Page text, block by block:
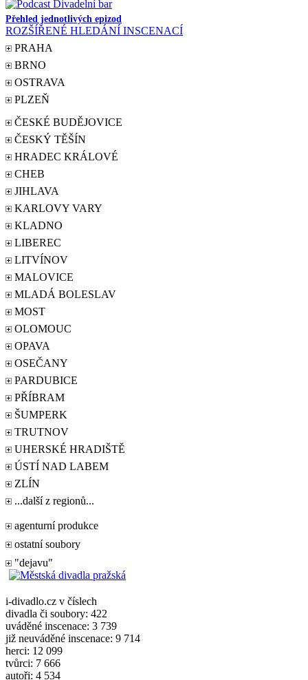
Přehled jednotlivých epizod
ROZŠÍŘENÉ HLEDÁNÍ INSCENACÍ
PRAHA
BRNO
OSTRAVA
PLZEŇ
ČESKÉ BUDĚJOVICE
ČESKÝ TĚŠÍN
HRADEC KRÁLOVÉ
CHEB
JIHLAVA
KARLOVY VARY
KLADNO
LIBEREC
LITVÍNOV
MALOVICE
MLADÁ BOLESLAV
MOST
OLOMOUC
OPAVA
OSEČANY
PARDUBICE
PŘÍBRAM
ŠUMPERK
TRUTNOV
UHERSKÉ HRADIŠTĚ
ÚSTÍ NAD LABEM
ZLÍN
...další z regionů...
agenturní produkce
ostatní soubory
"dejavu"
i-divadlo.cz v číslech
divadla či soubory: 422
uváděné inscenace: 3 739
již neuváděné inscenace: 9 714
herci: 12 099
tvůrci: 7 666
autoři: 4 534